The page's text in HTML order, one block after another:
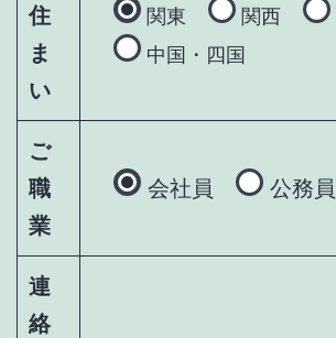
住
ま
い
関東 関西
中国・四国
ご
職
業
会社員 公務員
連
絡